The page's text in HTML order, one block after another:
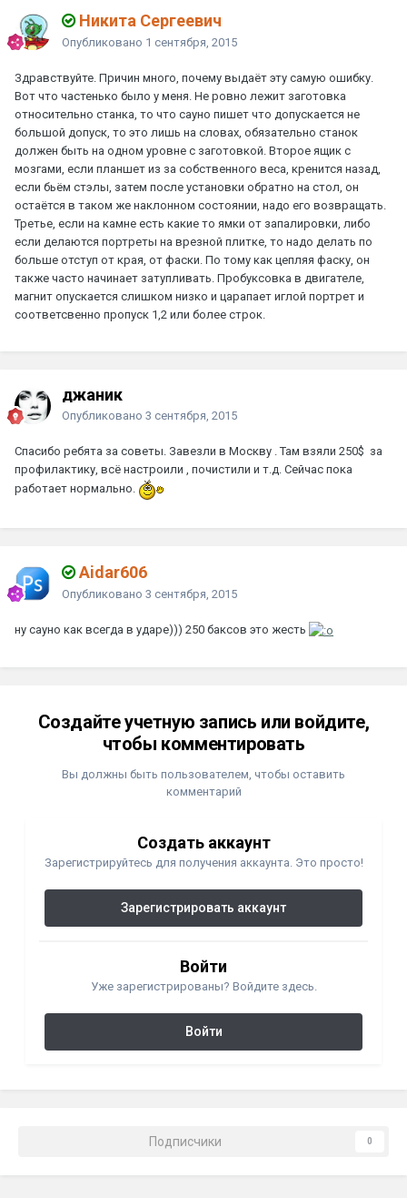
Никита Сергеевич
Опубликовано 1 сентября, 2015
Здравствуйте. Причин много, почему выдаёт эту самую ошибку.
Вот что частенько было у меня. Не ровно лежит заготовка
относительно станка, то что сауно пишет что допускается не
большой допуск, то это лишь на словах, обязательно станок
должен быть на одном уровне с заготовкой. Второе ящик с
мозгами, если планшет из за собственного веса, кренится назад,
если бьём стэлы, затем после установки обратно на стол, он
остаётся в таком же наклонном состоянии, надо его возвращать.
Третье, если на камне есть какие то ямки от запалировки, либо
если делаются портреты на врезной плитке, то надо делать по
больше отступ от края, от фаски. По тому как цепляя фаску, он
также часто начинает затупливать. Пробуксовка в двигателе,
магнит опускается слишком низко и царапает иглой портрет и
соответсвенно пропуск 1,2 или более строк.
джаник
Опубликовано 3 сентября, 2015
Спасибо ребята за советы. Завезли в Москву . Там взяли 250$ за
профилактику, всё настроили , почистили и т.д. Сейчас пока
работает нормально.
Aidar606
Опубликовано 3 сентября, 2015
ну сауно как всегда в ударе))) 250 баксов это жесть
Создайте учетную запись или войдите,
чтобы комментировать
Вы должны быть пользователем, чтобы оставить
комментарий
Создать аккаунт
Зарегистрируйтесь для получения аккаунта. Это просто!
Зарегистрировать аккаунт
Войти
Уже зарегистрированы? Войдите здесь.
Войти
Подписчики 0